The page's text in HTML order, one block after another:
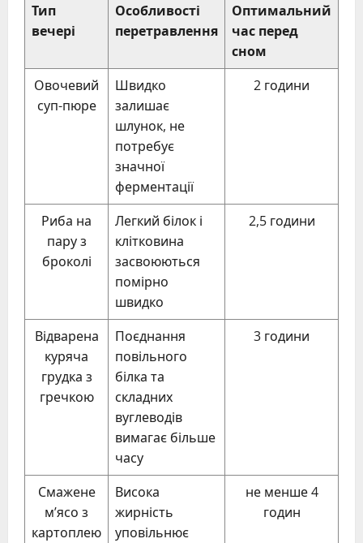
Тип
вечері
Особливості
перетравлення
Оптимальний
час перед
сном
Овочевий
суп-пюре
Швидко
залишає
шлунок, не
потребує
значної
ферментації
2 години
Риба на
пару з
броколі
Легкий білок і
клітковина
засвоюються
помірно
швидко
2,5 години
Відварена
куряча
грудка з
гречкою
Поєднання
повільного
білка та
складних
вуглеводів
вимагає більше
часу
3 години
Смажене
м’ясо з
картоплею
Висока
жирність
уповільнює
не менше 4
годин